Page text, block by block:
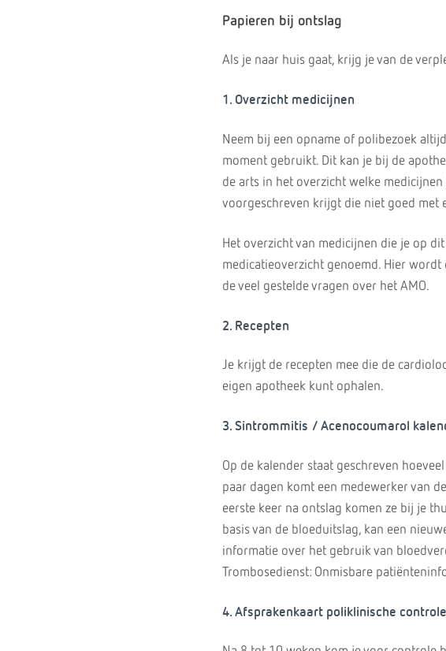
Papieren bij ontslag
Als je naar huis gaat, krijg je van de
1. Overzicht medicijnen
Neem bij een opname of polibezoek
moment gebruikt. Dit kan je bij de
de arts in het overzicht welke
voorgeschreven krijgt die niet goed met
Het overzicht van medicijnen die je op
medicatieoverzicht genoemd. Hier
de veel gestelde vragen over het AMO.
2. Recepten
Je krijgt de recepten mee die de
eigen apotheek kunt ophalen.
3. Sintrommitis / Acenocoumarol
Op de kalender staat geschreven
paar dagen komt een medewerker van
eerste keer na ontslag komen ze bij je
basis van de bloeduitslag, kan een
informatie over het gebruik van
Trombosedienst: Onmisbare
4. Afsprakenkaart poliklinische controle